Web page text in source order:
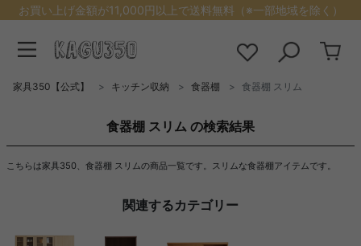
お買い上げ金額が11,000円以上で送料無料（※一部地域を除く）
家具350【公式】 キッチン収納 食器棚 食器棚 スリム
食器棚 スリム の検索結果
こちらは家具350、食器棚 スリムの商品一覧です。スリムな食器棚アイテムです。
関連するカテゴリー